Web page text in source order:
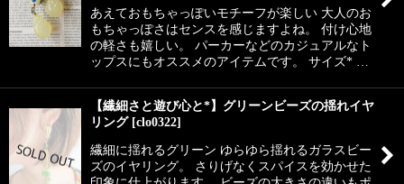
あえておもちゃっぽいモチーフが楽しい 大人のお
もちゃっぽさはセンスを感じますよね。 付け心地
の軽さも嬉しい。 パーカーなどのカジュアルなト
ップスにもオススメのアイテムです。 サイズ* …
【繊細さと遊び心と*】グリーンビーズの揺れイヤ
リング [clo0322]
繊細に揺れるグリーン ゆらゆら揺れるガラスビー
ズのイヤリング。 さりげなくスパイスを効かせた